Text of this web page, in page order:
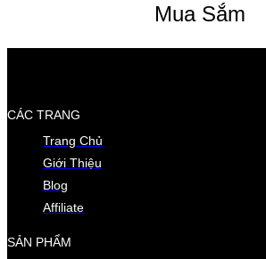
Mua Sắm
CÁC TRANG
Trang Chủ
Giới Thiệu
Blog
Affiliate
SẢN PHẨM